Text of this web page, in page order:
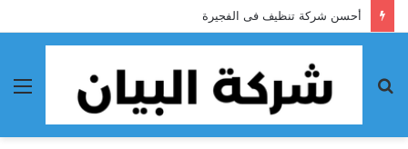
أحسن شركة تنظيف فى الفجيرة